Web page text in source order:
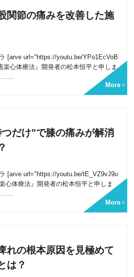
関節の痛みを改善した施
[arve url="https://youtu.be/YPo1EcVoB
心体療法』開発者の松本恒平と申しま
……
More
つだけ”で膝の痛みが解消
[arve url="https://youtu.be/tE_VZ9vJ9u
体療法』開発者の松本恒平と申しま
……
More
れの根本原因を見極めて
は？